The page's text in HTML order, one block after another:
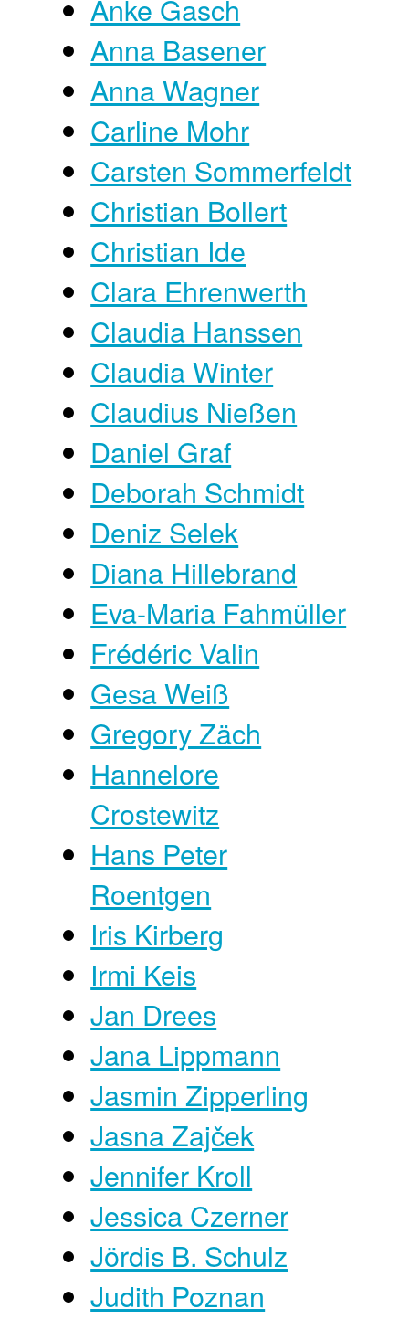
Anke Gasch
Anna Basener
Anna Wagner
Carline Mohr
Carsten Sommerfeldt
Christian Bollert
Christian Ide
Clara Ehrenwerth
Claudia Hanssen
Claudia Winter
Claudius Nießen
Daniel Graf
Deborah Schmidt
Deniz Selek
Diana Hillebrand
Eva-Maria Fahmüller
Frédéric Valin
Gesa Weiß
Gregory Zäch
Hannelore
Crostewitz
Hans Peter
Roentgen
Iris Kirberg
Irmi Keis
Jan Drees
Jana Lippmann
Jasmin Zipperling
Jasna Zajček
Jennifer Kroll
Jessica Czerner
Jördis B. Schulz
Judith Poznan